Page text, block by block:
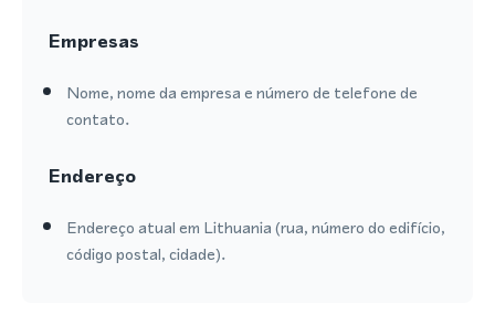
Empresas
Nome, nome da empresa e número de telefone de
contato.
Endereço
Endereço atual em Lithuania (rua, número do edifício,
código postal, cidade).